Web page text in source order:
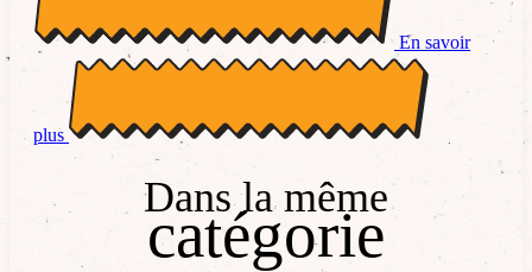
En savoir
plus
Dans la même
catégorie